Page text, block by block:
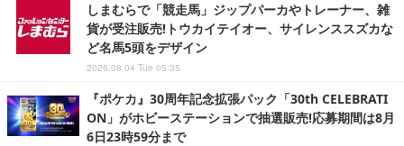
しまむらで「競走馬」ジップパーカやトレーナー、雑
貨が受注販売!トウカイテイオー、サイレンススズカな
ど名馬5頭をデザイン
2026.08.04 Tue 05:35
『ポケカ』30周年記念拡張パック「30th CELEBRATI
ON」がホビーステーションで抽選販売!応募期間は8月
6日23時59分まで